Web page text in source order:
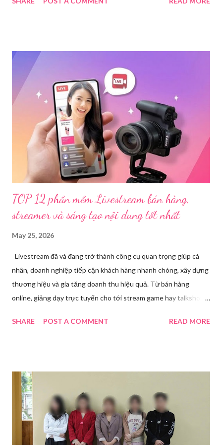
Bị Các Thiết Bị Cần Thiết Khi Livestream Bằng Máy Ảnh
Thanh 1.1.1. Thân máy ảnh (Body máy
ảnh): Chọn máy ảnh có chất lượng ...
TOP 12 phần mềm Livestream bán hàng,
streamer và sáng tạo nội dung tốt nhất
May 25, 2026
Livestream đã và đang trở thành công cụ quan trọng giúp cá
nhân, doanh nghiệp tiếp cận khách hàng nhanh chóng, xây dựng
thương hiệu và gia tăng doanh thu hiệu quả. Từ bán hàng
online, giảng dạy trực tuyến cho tới stream game hay talkshow,
Trong bài viết dưới đây, chúng tôi sẽ giới thiệu chi tiết 12 công
mạng xã hội hoặc website theo thời gian thực. Để thực hiện
được điều này, người dùng cần đến sự hỗ trợ của những công cụ
chuyên biệt giúp xử lý hình ảnh, âm thanh, hiệu ứng và kết nối ổn
định. Những công cụ hỗ trợ livestream chuyên biệt Hiện nay,
phần mềm Livestream không chỉ phục vụ streamer hay game thủ
SHARE POST A COMMENT READ MORE